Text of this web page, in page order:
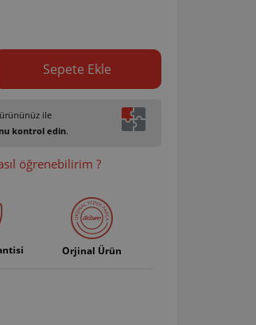
Sepete Ekle
ile
kontrol edin.
öğrenebilirim ?
Orjinal Ürün